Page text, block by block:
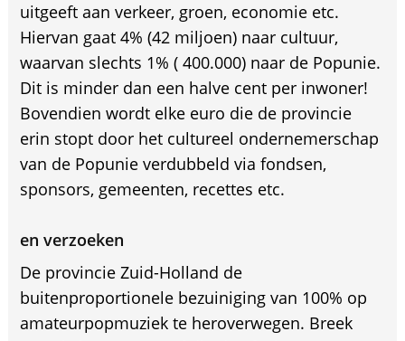
uitgeeft aan verkeer, groen, economie etc.
Hiervan gaat 4% (42 miljoen) naar cultuur,
waarvan slechts 1% ( 400.000) naar de Popunie.
Dit is minder dan een halve cent per inwoner!
Bovendien wordt elke euro die de provincie
erin stopt door het cultureel ondernemerschap
van de Popunie verdubbeld via fondsen,
sponsors, gemeenten, recettes etc.
en verzoeken
De provincie Zuid-Holland de
buitenproportionele bezuiniging van 100% op
amateurpopmuziek te heroverwegen. Breek